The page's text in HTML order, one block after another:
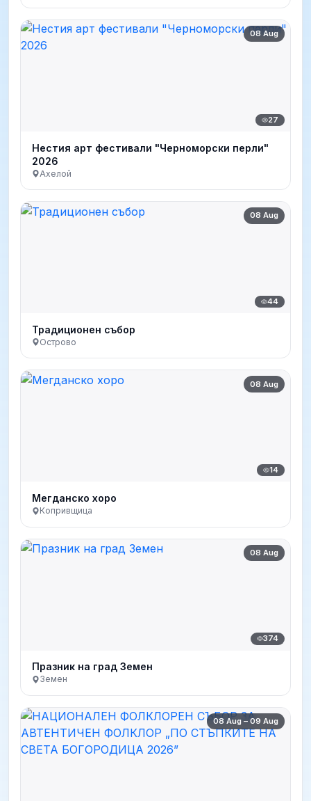
08 Aug
27
Нестия арт фестивали "Черноморски перли"
2026
Ахелой
08 Aug
44
Традиционен събор
Острово
08 Aug
14
Мегданско хоро
Копривщица
08 Aug
374
Празник на град Земен
Земен
08 Aug – 09 Aug